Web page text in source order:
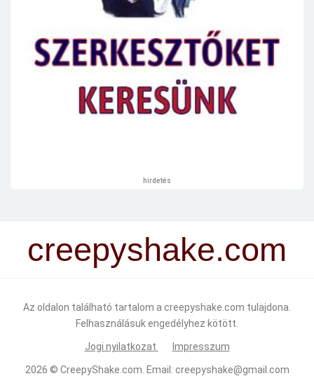
hirdetés
creepyshake.com
Az oldalon található tartalom a creepyshake.com tulajdona.
Felhasználásuk engedélyhez kötött.
Jogi nyilatkozat Impresszum
2026 © CreepyShake.com . Email: creepyshake@gmail.com